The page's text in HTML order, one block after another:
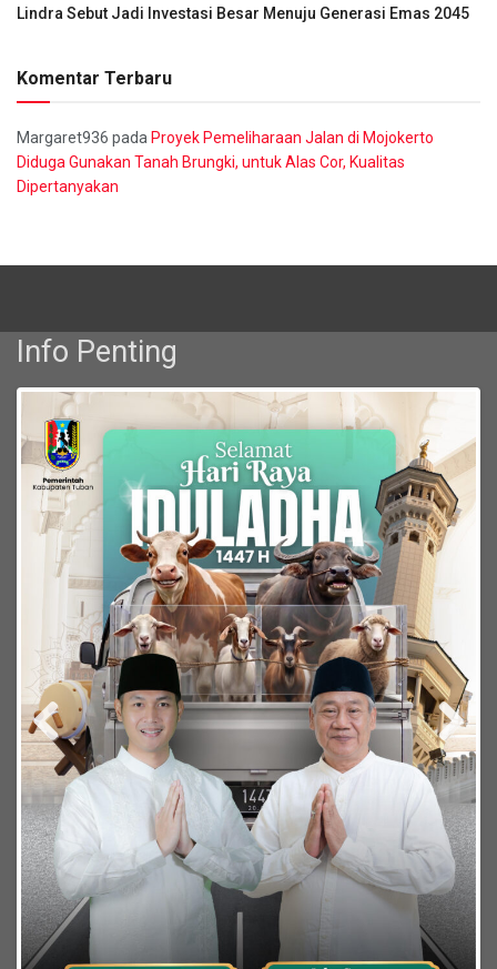
Lindra Sebut Jadi Investasi Besar Menuju Generasi Emas 2045
Komentar Terbaru
Margaret936 pada Proyek Pemeliharaan Jalan di Mojokerto
Diduga Gunakan Tanah Brungki, untuk Alas Cor, Kualitas
Dipertanyakan
Info Penting
Previous Next